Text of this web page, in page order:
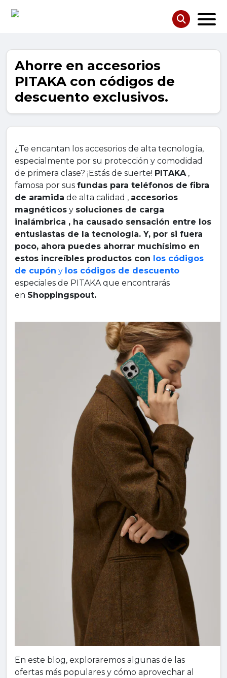
Ahorre en accesorios
PITAKA con códigos de
descuento exclusivos.
¿Te encantan los accesorios de alta tecnología,
especialmente por su protección y comodidad
de primera clase? ¡Estás de suerte! PITAKA,
famosa por sus fundas para teléfonos de fibra
de aramida de alta calidad , accesorios
magnéticos y soluciones de carga
inalámbrica , ha causado sensación entre los
entusiastas de la tecnología. Y, por si fuera
poco, ahora puedes ahorrar muchísimo en
estos increíbles productos con
los códigos
de cupón y los códigos de descuento
especiales de PITAKA que encontrarás
en Shoppingspout.
En este blog, exploraremos algunas de las
ofertas más populares y cómo aprovechar al